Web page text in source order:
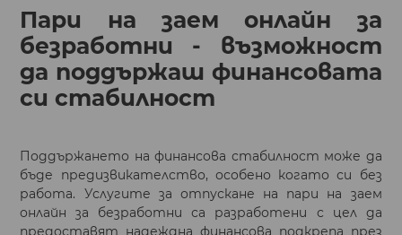
Пари на заем онлайн за
безработни - възможност
да поддържаш финансовата
си стабилност
Поддържането на финансова стабилност може да
бъде предизвикателство, особено когато си без
работа. Услугите за отпускане на пари на заем
онлайн за безработни са разработени с цел да
предоставят надеждна финансова подкрепа през